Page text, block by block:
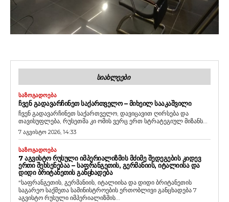
ᲡᲘᲐᲮᲚᲔᲔᲑᲘ
ᲡᲐᲖᲝᲒᲐᲓᲝᲔᲑᲐ
ᲩᲕᲔᲜ ᲒᲐᲓᲐᲕᲐᲠᲩᲘᲜᲔᲗ ᲡᲐᲥᲐᲠᲗᲕᲔᲚᲝ – ᲛᲘᲮᲔᲘᲚ ᲡᲐᲐᲙᲐᲨᲕᲘᲚᲘ
ჩვენ გადავარჩინეთ საქართველო, დავიცავით ღირსება და
თავისუფლება, რუსეთმა კი ომის ვერც ერთ სტრატეგიულ მიზანს...
7 აგვისტო 2026, 14:33
ᲡᲐᲖᲝᲒᲐᲓᲝᲔᲑᲐ
7 ᲐᲒᲕᲘᲡᲢᲝ ᲠᲣᲡᲣᲚᲘ ᲘᲛᲞᲔᲠᲘᲐᲚᲘᲖᲛᲘᲡ ᲛᲫᲘᲛᲔ ᲨᲔᲓᲔᲒᲔᲑᲘᲡ ᲙᲘᲓᲔᲕ
ᲔᲠᲗᲘ ᲨᲔᲮᲡᲔᲜᲔᲑᲐᲐ – ᲡᲐᲤᲠᲐᲜᲒᲔᲗᲘᲡ, ᲒᲔᲠᲛᲐᲜᲘᲘᲡ, ᲘᲢᲐᲚᲘᲘᲡᲐ ᲓᲐ
ᲓᲘᲓᲘ ᲑᲠᲘᲢᲐᲜᲔᲗᲘᲡ ᲒᲐᲜᲪᲮᲐᲓᲔᲑᲐ
“საფრანგეთის, გერმანიის, იტალიისა და დიდი ბრიტანეთის
საგარეო საქმეთა სამინისტროების ერთობლივი განცხადება 7
აგვისტო რუსული იმპერიალიზმის...